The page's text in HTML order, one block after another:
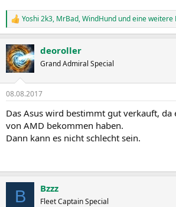
R
e
k
t
i
e
:
Yoshi 2k3, MrBad,WindHund und eine weitere
deoroller
Grand Admiral Special
08.08.2017
Das Asus wird bestimmt gut verkauft, da
von AMD bekommen haben.
Dann kann es nicht schlecht sein.
B Bzzz
Fleet Captain Special